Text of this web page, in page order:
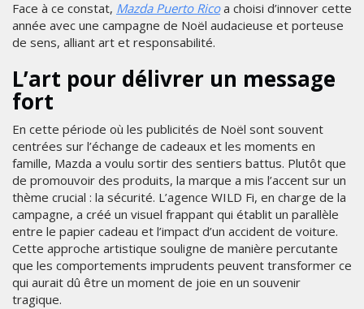
Face à ce constat, Mazda Puerto Ricoa choisi d’innover cette
année avec une campagne de Noël audacieuse et porteuse
de sens, alliant art et responsabilité.
L’art pour délivrer un message
fort
En cette période où les publicités de Noël sont souvent
centrées sur l’échange de cadeaux et les moments en
famille, Mazda a voulu sortir des sentiers battus. Plutôt que
de promouvoir des produits, la marque a mis l’accent sur un
thème crucial : la sécurité. L’agence WILD Fi, en charge de la
campagne, a créé un visuel frappant qui établit un parallèle
entre le papier cadeau et l’impact d’un accident de voiture.
Cette approche artistique souligne de manière percutante
que les comportements imprudents peuvent transformer ce
qui aurait dû être un moment de joie en un souvenir
tragique.